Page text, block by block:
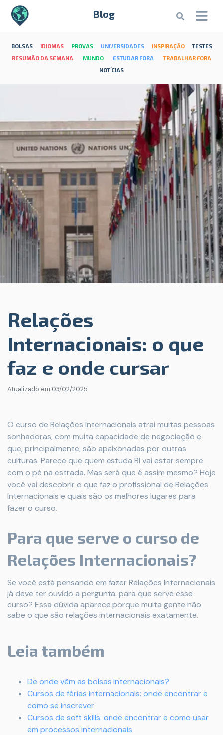
Blog
BOLSAS IDIOMAS PROVAS UNIVERSIDADES INSPIRAÇÃO
TESTES
RESUMÃO DA SEMANA
MUNDO ESTUDAR FORA
TRABALHAR FORA
NOTÍCIAS
Relações
Internacionais: o que
faz e onde cursar
Atualizado em 03/02/2025
O curso de Relações Internacionais atrai muitas pessoas
sonhadoras, com muita capacidade de negociação e
que, principalmente, são apaixonadas por outras
culturas. Parece que quem estuda RI vai estar sempre
com o pé na estrada. Mas será que é assim mesmo? Hoje
você vai descobrir o que faz o profissional de Relações
Internacionais e quais são os melhores lugares para
fazer o curso.
Para que serve o curso de
Relações Internacionais?
Se você está pensando em fazer Relações Internacionais
já deve ter ouvido a pergunta: para que serve esse
curso? Essa dúvida aparece porque muita gente não
sabe o que são relações internacionais exatamente.
Leia também
De onde vêm as bolsas internacionais?
Cursos de férias internacionais: onde encontrar e
como se inscrever
Cursos de soft skills: onde encontrar e como usar
em processos internacionais